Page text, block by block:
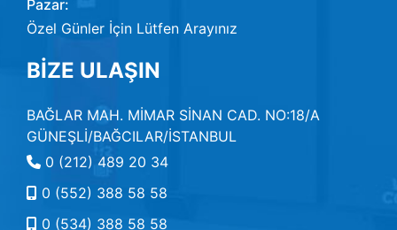
Pazar:
Özel Günler İçin Lütfen Arayınız
BİZE ULAŞIN
BAĞLAR MAH. MİMAR SİNAN CAD. NO:18/A
GÜNEŞLİ/BAĞCILAR/İSTANBUL
0 (212) 489 20 34
0 (552) 388 58 58
0 (534) 388 58 58